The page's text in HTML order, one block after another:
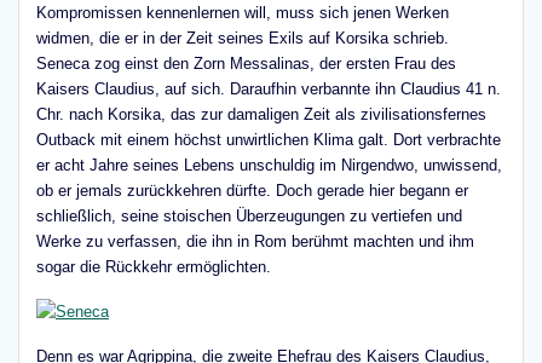
Kompromissen kennenlernen will, muss sich jenen Werken
widmen, die er in der Zeit seines Exils auf Korsika schrieb.
Seneca zog einst den Zorn Messalinas, der ersten Frau des
Kaisers Claudius, auf sich. Daraufhin verbannte ihn Claudius 41 n.
Chr. nach Korsika, das zur damaligen Zeit als zivilisationsfernes
Outback mit einem höchst unwirtlichen Klima galt. Dort verbrachte
er acht Jahre seines Lebens unschuldig im Nirgendwo, unwissend,
ob er jemals zurückkehren dürfte. Doch gerade hier begann er
schließlich, seine stoischen Überzeugungen zu vertiefen und
Werke zu verfassen, die ihn in Rom berühmt machten und ihm
sogar die Rückkehr ermöglichten.
Denn es war Agrippina, die zweite Ehefrau des Kaisers Claudius,